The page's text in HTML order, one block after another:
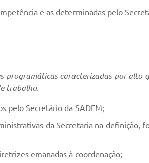
e as determinadas pelo
programáticas caracterizadas por
trabalho.
pelo Secretário da SADEM;
da Secretaria na definição,
emanadas à coordenação;